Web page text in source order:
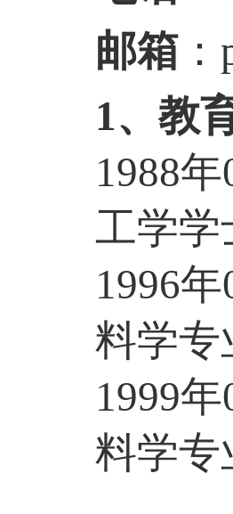
邮箱 ：
1、教
1988年
工学学
1996年
料学专
1999年
料学专